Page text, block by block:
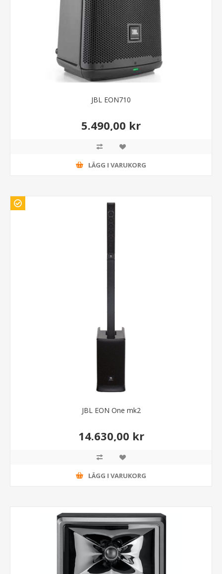
JBL EON710
5.490,00 kr
LÄGG I VARUKORG
JBL EON One mk2
14.630,00 kr
LÄGG I VARUKORG